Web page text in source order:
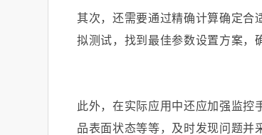
其次，还需要通过精确计算确定合
拟测试，找到最佳参数设置方案，
此外，在实际应用中还应加强监控
品表面状态等等，及时发现问题并